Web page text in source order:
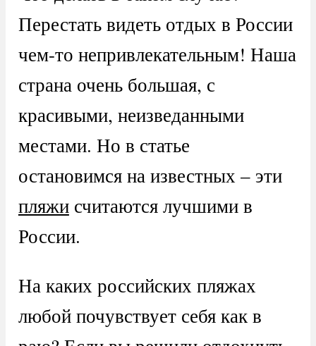
Перестать видеть отдых в России
чем-то непривлекательным! Наша
страна очень большая, с
красивыми, неизведанными
местами. Но в статье
остановимся на известных – эти
пляжисчитаются лучшими в
России.
На каких российских пляжах
любой почувствует себя как в